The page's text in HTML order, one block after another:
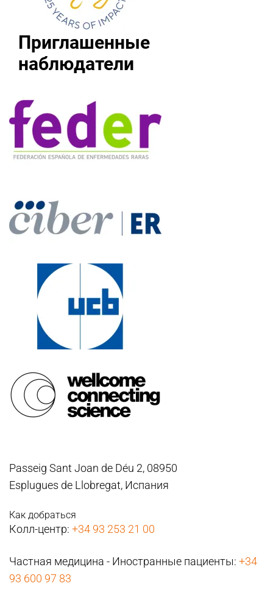
Приглашенные
наблюдатели
Passeig Sant Joan de Déu 2, 08950
Esplugues de Llobregat, Испания
Как добраться
Колл-центр: +34 93 253 21 00
Частная медицина - Иностранные пациенты: +34
93 600 97 83